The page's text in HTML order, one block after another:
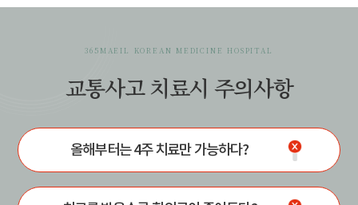
365MAEIL KOREAN MEDICINE HOSPITAL
교통사고 치료시 주의사항
올해부터는 4주 치료만 가능하다?